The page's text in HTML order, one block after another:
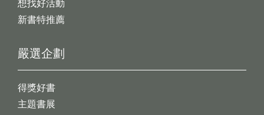
想找好活動
新書特推薦
嚴選企劃
得獎好書
主題書展